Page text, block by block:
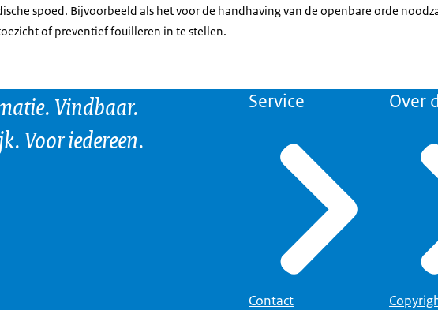
spoed. Bijvoorbeeld als het voor de handhaving van de openbare orde
of preventief fouilleren in te stellen.
Vindbaar.
Voor iedereen.
Service
Contact
Over